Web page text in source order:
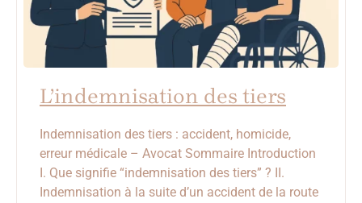
L’indemnisation des tiers
Indemnisation des tiers : accident, homicide,
erreur médicale – Avocat Sommaire Introduction
I. Que signifie “indemnisation des tiers” ? II.
Indemnisation à la suite d’un accident de la route